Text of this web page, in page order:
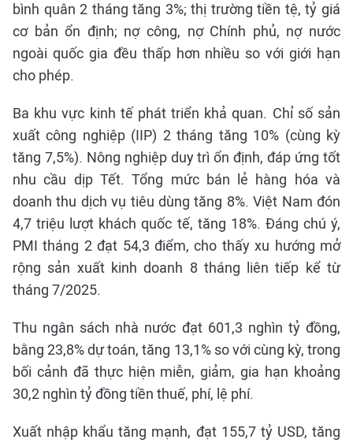
bình quân 2 tháng tăng 3%; thị trường tiền tệ, tỷ giá
cơ bản ổn định; nợ công, nợ Chính phủ, nợ nước
ngoài quốc gia đều thấp hơn nhiều so với giới hạn
cho phép.
Ba khu vực kinh tế phát triển khả quan. Chỉ số sản
xuất công nghiệp (IIP) 2 tháng tăng 10% (cùng kỳ
tăng 7,5%). Nông nghiệp duy trì ổn định, đáp ứng tốt
nhu cầu dịp Tết. Tổng mức bán lẻ hàng hóa và
doanh thu dịch vụ tiêu dùng tăng 8%. Việt Nam đón
4,7 triệu lượt khách quốc tế, tăng 18%. Đáng chú ý,
PMI tháng 2 đạt 54,3 điểm, cho thấy xu hướng mở
rộng sản xuất kinh doanh 8 tháng liên tiếp kể từ
tháng 7/2025.
Thu ngân sách nhà nước đạt 601,3 nghìn tỷ đồng,
bằng 23,8% dự toán, tăng 13,1% so với cùng kỳ, trong
bối cảnh đã thực hiện miễn, giảm, gia hạn khoảng
30,2 nghìn tỷ đồng tiền thuế, phí, lệ phí.
Xuất nhập khẩu tăng mạnh, đạt 155,7 tỷ USD, tăng